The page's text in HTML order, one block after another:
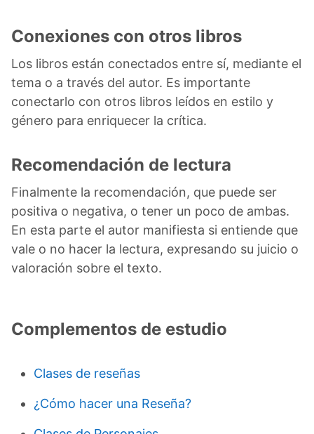
Conexiones con otros libros
Los libros están conectados entre sí, mediante el
tema o a través del autor. Es importante
conectarlo con otros libros leídos en estilo y
género para enriquecer la crítica.
Recomendación de lectura
Finalmente la recomendación, que puede ser
positiva o negativa, o tener un poco de ambas.
En esta parte el autor manifiesta si entiende que
vale o no hacer la lectura, expresando su juicio o
valoración sobre el texto.
Complementos de estudio
Clases de reseñas
¿Cómo hacer una Reseña?